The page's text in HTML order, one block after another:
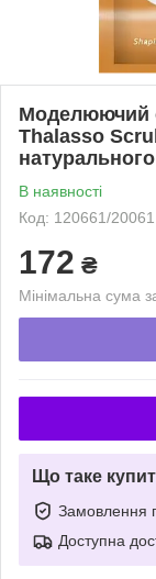
Моделюючий
Thalasso
В наявності
Код: 120661/20061
172 ₴
Мінімальна сума
Що таке
Замовлення
Доступна